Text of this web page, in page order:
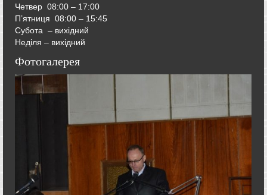
Четвер 08:00 – 17:00
П’ятниця 08:00 – 15:45
Субота – вихідний
Неділя – вихідний
Фотогалерея